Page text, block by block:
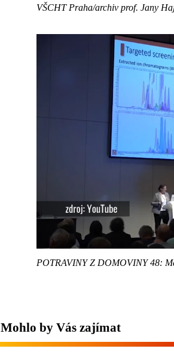
VŠCHT Praha/archiv prof. Jany
POTRAVINY Z DOMOVINY 48:
Mohlo by Vás zajímat